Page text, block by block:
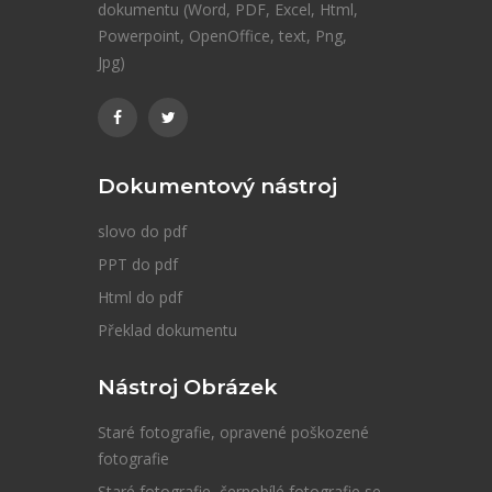
dokumentu (Word, PDF, Excel, Html,
Powerpoint, OpenOffice, text, Png,
Jpg)
Dokumentový nástroj
slovo do pdf
PPT do pdf
Html do pdf
Překlad dokumentu
Nástroj Obrázek
Staré fotografie, opravené poškozené
fotografie